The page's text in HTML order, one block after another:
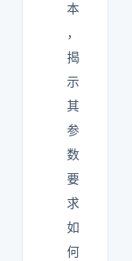
本
，
揭
示
其
参
数
要
求
如
何